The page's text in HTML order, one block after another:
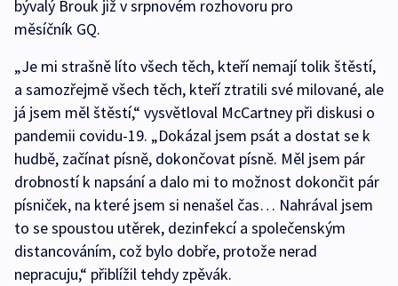
bývalý Brouk již v srpnovém rozhovoru pro
měsíčník GQ.
„Je mi strašně líto všech těch, kteří nemají tolik štěstí,
a samozřejmě všech těch, kteří ztratili své milované, ale
já jsem měl štěstí,“ vysvětloval McCartney při diskusi o
pandemii covidu-19. „Dokázal jsem psát a dostat se k
hudbě, začínat písně, dokončovat písně. Měl jsem pár
drobností k napsání a dalo mi to možnost dokončit pár
písniček, na které jsem si nenašel čas… Nahrával jsem
to se spoustou utěrek, dezinfekcí a společenským
distancováním, což bylo dobře, protože nerad
nepracuju,“ přiblížil tehdy zpěvák.